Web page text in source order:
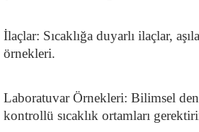
İlaçlar: Sıcaklığa duyarlı ilaçlar,
örnekleri.
Laboratuvar Örnekleri: Bilimsel
kontrollü sıcaklık ortamları